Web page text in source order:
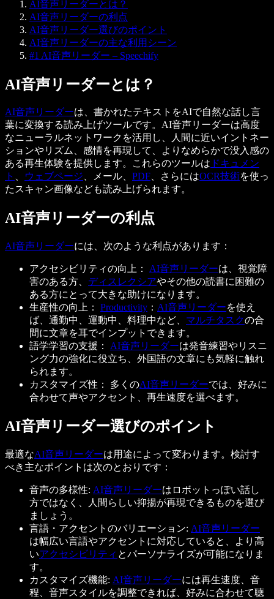
AI音声リーダーとは？
AI音声リーダーの利点
AI音声リーダー選びのポイント
AI音声リーダーの主な利用シーン
#1 AI音声リーダー – Speechify
AI音声リーダーとは？
AI音声リーダーは、書かれたテキストをAIで自然な話し言
葉に変換する読み上げツールです。AI音声リーダーは高度
なニューラルネットワークを活用し、人間に近いイントネー
ションやリズム、感情を再現して、よりなめらかで没入感の
ある再生体験を提供します。これらのツールは ドキュメン
ト 、 ウェブページ、メール、 PDF、さらにはOCR技術を使っ
たスキャン画像なども読み上げられます。
AI音声リーダーの利点
AI音声リーダーには、次のような利点があります：
アクセシビリティの向上： AI音声リーダーは、視覚障
害のある方、 ディスレクシアやその他の読書に困難の
ある方にとって大きな助けになります。
生産性の向上： Productivity ： AI音声リーダーを使え
ば、通勤中、運動中、料理中など、 マルチタスクの合
間に文章を耳でインプットできます。
語学学習の支援： AI音声リーダーは発音練習やリスニ
ング力の強化に役立ち、外国語の文章にも気軽に触れ
られます。
カスタマイズ性： 多くのAI音声リーダーでは、好みに
合わせて声やアクセント、再生速度を選べます。
AI音声リーダー選びのポイント
最適なAI音声リーダーは用途によって変わります。検討す
べき主なポイントは次のとおりです：
音声の多様性: AI音声リーダーはロボットっぽい話し
方ではなく、人間らしい抑揚が再現できるものを選び
ましょう。
言語・アクセントのバリエーション: AI音声リーダー
は幅広い言語やアクセントに対応していると、より高
いアクセシビリティ とパーソナライズが可能になりま
す。
カスタマイズ機能: AI音声リーダーには再生速度、音
程、音声スタイルを調整できれば、好みに合わせて聴